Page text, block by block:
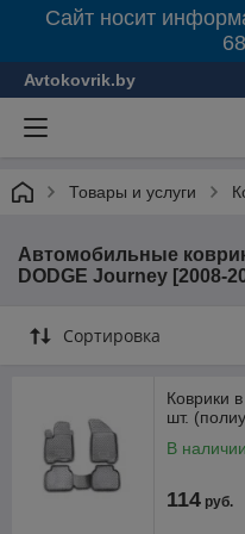
Сайт носит
Avtokovrik.by
Товары и услуги
Автомобильные
DODGE Journey [2008-
Сортировка
Коврики
шт.
В наличии
114 руб.